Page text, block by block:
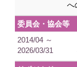
へ
委員会・協会等
2014/04 ～
2026/03/31